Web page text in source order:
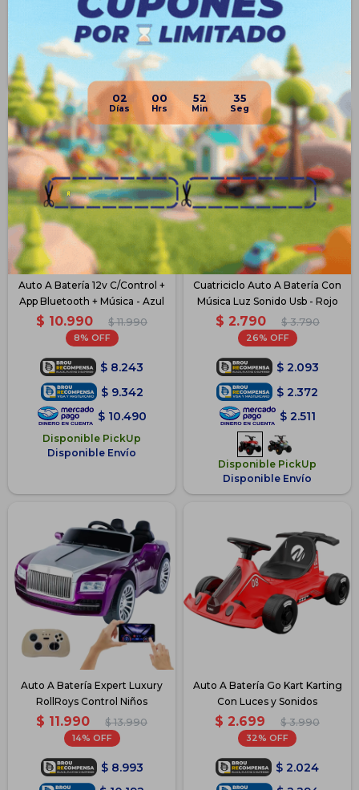
02 00 52 35
$ 8.490
Disponible PickUp
Disponible Envío
$
Disponible PickUp
Disponible Envío
Auto A Batería 12v C/Control +
App Bluetooth + Música - Azul
$ 10.990 $ 11.990
8
$ 8.243
$ 9.342
$ 10.490
Disponible PickUp
Disponible Envío
Cuatriciclo Auto A Batería Con
Música Luz Sonido Usb - Rojo
$ 2.790 $ 3.790
26
$ 2.093
$ 2.372
$ 2.511
Disponible PickUp
Disponible Envío
Auto A Batería Expert Luxury
RollRoys Control Niños
$ 11.990 $ 13.990
14
$ 8.993
Auto A Batería Go Kart Karting
Con Luces y Sonidos
$ 2.699 $ 3.990
32
$ 2.024